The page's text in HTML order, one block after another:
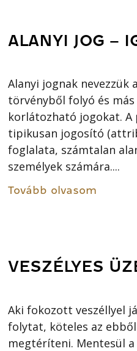
ALANYI JOG –
Alanyi jognak nevezzük
törvényből folyó és
korlátozható jogokat.
tipikusan jogosító
foglalata, számtalan
személyek számára....
Tovább olvasom
VESZÉLYES
Aki fokozott veszéllyel
folytat, köteles az
megtéríteni. Mentesül